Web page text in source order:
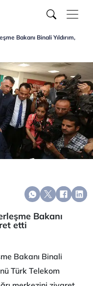
Bakanı Binali Yıldırım,
Bakanı
etti
Bakanı Binali
Türk Telekom